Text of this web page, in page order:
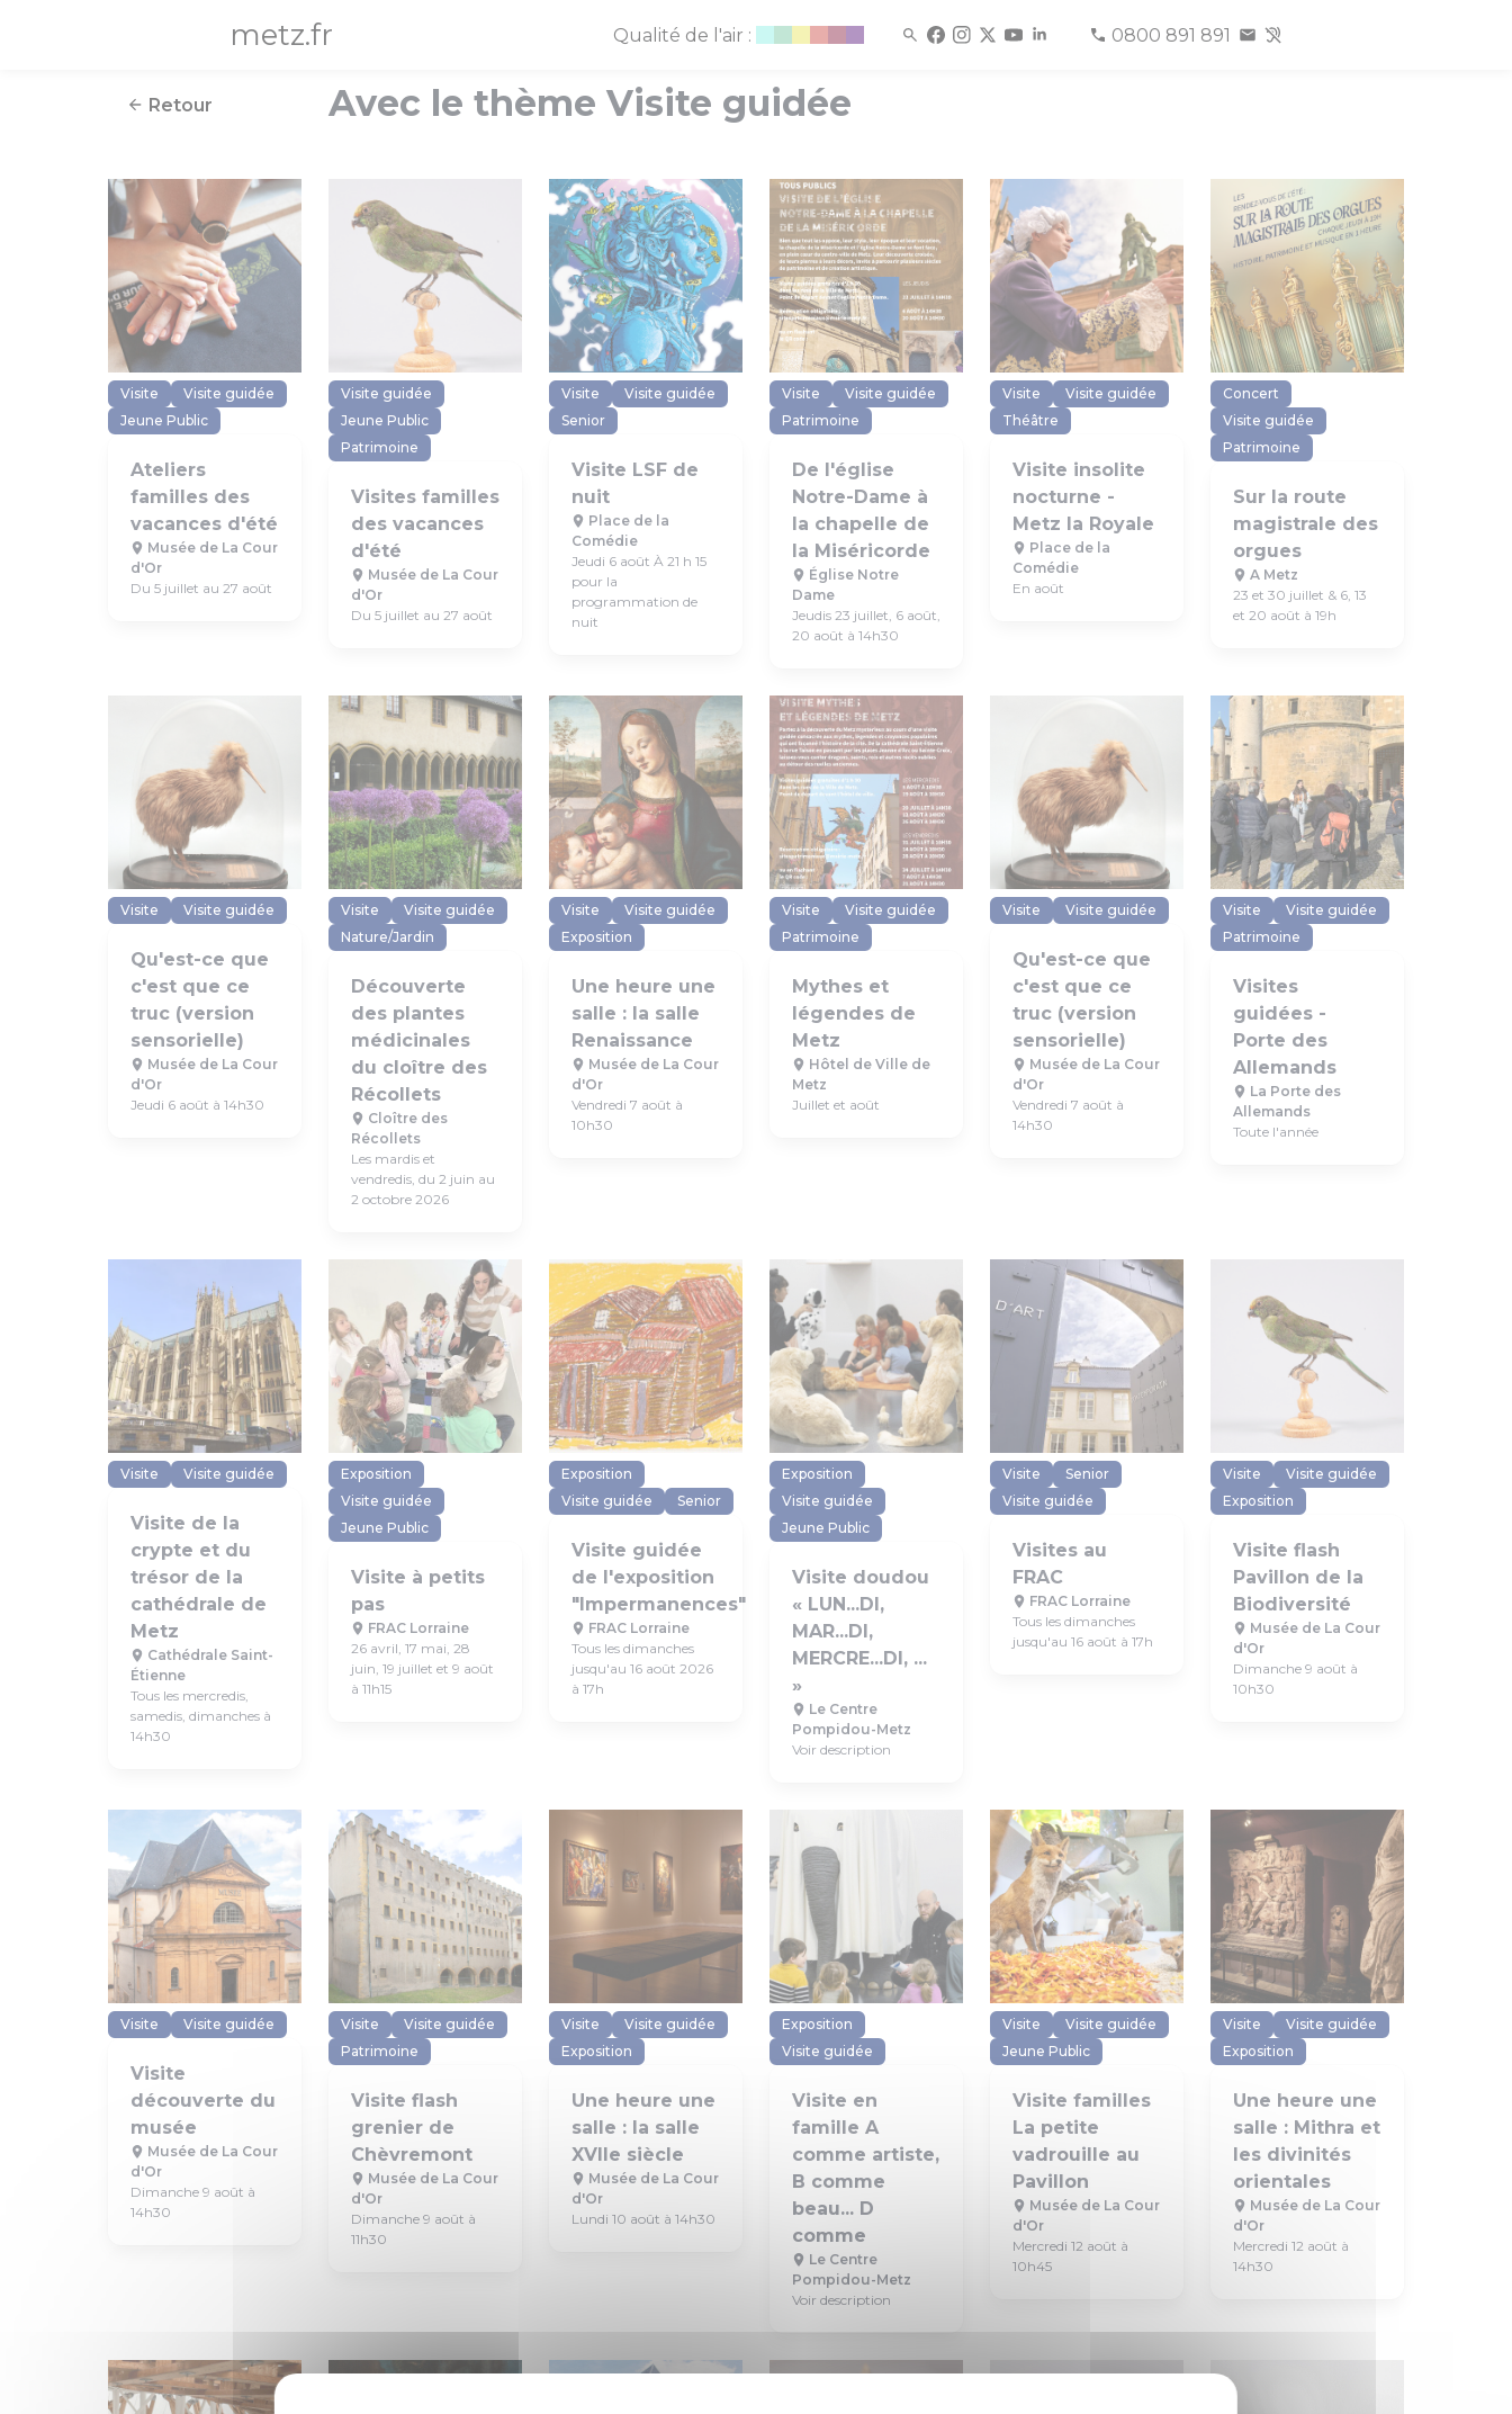
metz.fr Qualité de l'air : 0800 891 891
Retour Avec le thème Visite guidée
Visite
Visite guidée
Jeune Public
Ateliers
familles des
vacances d'été
Musée de La Cour
d'Or
Du 5 juillet au 27 août
Visite guidée
Jeune Public
Patrimoine
Visites familles
des vacances
d'été
Musée de La Cour
d'Or
Du 5 juillet au 27 août
Visite
Visite guidée
Senior
Visite LSF de
nuit
Place de la
Comédie
Jeudi 6 août À 21 h 15
pour la
programmation de
nuit
Visite
Visite guidée
Patrimoine
De l'église
Notre-Dame à
la chapelle de
la Miséricorde
Église Notre
Dame
Jeudis 23 juillet, 6 août,
20 août à 14h30
Visite
Visite guidée
Théâtre
Visite insolite
nocturne -
Metz la Royale
Place de la
Comédie
En août
Concert
Visite guidée
Patrimoine
Sur la route
magistrale des
orgues
A Metz
23 et 30 juillet & 6, 13
et 20 août à 19h
Visite Visite guidée
Qu'est-ce que
c'est que ce
truc (version
sensorielle)
Musée de La Cour
d'Or
Jeudi 6 août à 14h30
Visite
Visite guidée
Nature/Jardin
Découverte
des plantes
médicinales
du cloître des
Récollets
Cloître des
Récollets
Les mardis et
vendredis, du 2 juin au
2 octobre 2026
Visite
Visite guidée
Exposition
Une heure une
salle : la salle
Renaissance
Musée de La Cour
d'Or
Vendredi 7 août à
10h30
Visite
Visite guidée
Patrimoine
Mythes et
légendes de
Metz
Hôtel de Ville de
Metz
Juillet et août
Visite Visite guidée
Qu'est-ce que
c'est que ce
truc (version
sensorielle)
Musée de La Cour
d'Or
Vendredi 7 août à
14h30
Visite
Visite guidée
Patrimoine
Visites
guidées -
Porte des
Allemands
La Porte des
Allemands
Toute l'année
Visite Visite guidée
Visite de la
crypte et du
trésor de la
cathédrale de
Metz
Cathédrale Saint-
Étienne
Tous les mercredis,
samedis, dimanches à
14h30
Exposition
Visite guidée
Jeune Public
Visite à petits
pas
FRAC Lorraine
26 avril, 17 mai, 28
juin, 19 juillet et 9 août
à 11h15
Exposition
Visite guidée
Senior
Visite guidée
de l'exposition
"Impermanences"
FRAC Lorraine
Tous les dimanches
jusqu'au 16 août 2026
à 17h
Exposition
Visite guidée
Jeune Public
Visite doudou
« LUN...DI,
MAR...DI,
MERCRE...DI, ...
»
Le Centre
Pompidou-Metz
Voir description
Visite
Senior
Visite guidée
Visites au
FRAC
FRAC Lorraine
Tous les dimanches
jusqu'au 16 août à 17h
Visite
Visite guidée
Exposition
Visite flash
Pavillon de la
Biodiversité
Musée de La Cour
d'Or
Dimanche 9 août à
10h30
Visite Visite guidée
Visite
découverte du
musée
Musée de La Cour
d'Or
Dimanche 9 août à
14h30
Visite
Visite guidée
Patrimoine
Visite flash
grenier de
Chèvremont
Musée de La Cour
d'Or
Dimanche 9 août à
11h30
Visite
Visite guidée
Exposition
Une heure une
salle : la salle
XVIIe siècle
Musée de La Cour
d'Or
Lundi 10 août à 14h30
Exposition
Visite guidée
Visite en
famille A
comme artiste,
B comme
beau... D
comme
Le Centre
Pompidou-Metz
Voir description
Visite
Visite guidée
Jeune Public
Visite familles
La petite
vadrouille au
Pavillon
Musée de La Cour
d'Or
Mercredi 12 août à
10h45
Visite
Visite guidée
Exposition
Une heure une
salle : Mithra et
les divinités
orientales
Musée de La Cour
d'Or
Mercredi 12 août à
14h30